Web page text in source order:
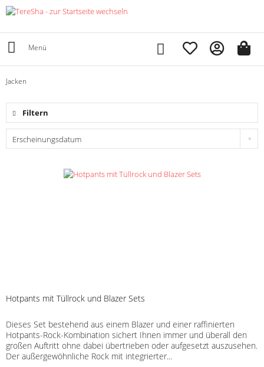
Menü
Jacken
Filtern
Hotpants mit Tüllrock und Blazer Sets
Dieses Set bestehend aus einem Blazer und einer raffinierten
Hotpants-Rock-Kombination sichert Ihnen immer und überall den
großen Auftritt ohne dabei übertrieben oder aufgesetzt auszusehen.
Der außergewöhnliche Rock mit integrierter...